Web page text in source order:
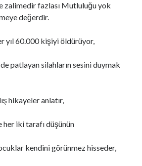
zalimedir fazlası Mutluluğu yok
değerdir.
yıl 60.000 kişiyi öldürüyor,
patlayan silahların sesini duymak
hikayeler anlatır,
her iki tarafı düşünün
kendini görünmez hisseder,